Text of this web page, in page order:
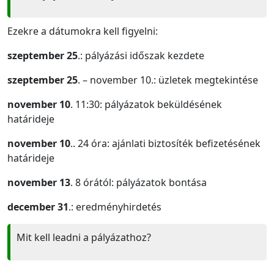
Ezekre a dátumokra kell figyelni:
szeptember 25.: pályázási időszak kezdete
szeptember 25. – november 10.: üzletek megtekintése
november 10. 11:30: pályázatok beküldésének
határideje
november 10.. 24 óra: ajánlati biztosíték befizetésének
határideje
november 13. 8 órától: pályázatok bontása
december 31.: eredményhirdetés
Mit kell leadni a pályázathoz?